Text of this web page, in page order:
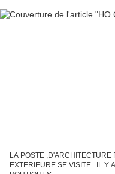
LA POSTE ,D'ARCHITECTURE
EXTERIEURE SE VISITE . IL Y